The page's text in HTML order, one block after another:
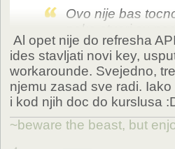
Ovo nije bas
neke stvari su
koje scraperi
rezultat za koji su
release grupe
izbjegnu
sve sto je bilo
su iduci koraci
Al opet nije do refresha
ides stavljati novi key,
workarounde. Svejedno,
njemu zasad sve radi.
i kod njih doc do kurslusa
~beware the beast, but